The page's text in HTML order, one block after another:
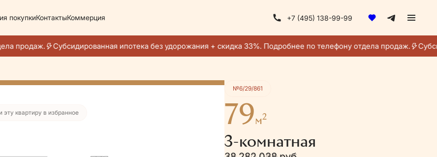
покупкиКонтактыКоммерция +7 (495) 138-99-99
продаж. Субсидированная ипотека без удорожания + скидка 33%. Подробнее по телефону отдела продаж.
руб./мес.
Получить консультацию
эту квартиру в избранное
№6/29/861
79м2
3-комнатная